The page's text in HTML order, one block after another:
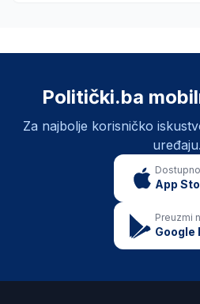
Politički.ba
Za najbolje korisničko
uređaju.
App
Preuzmi
Google